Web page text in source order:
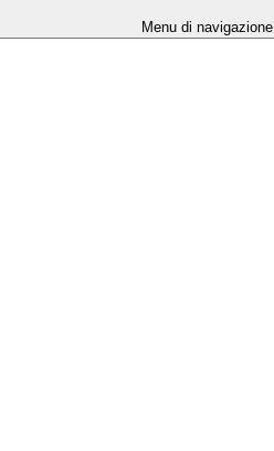
Menu di navigazione